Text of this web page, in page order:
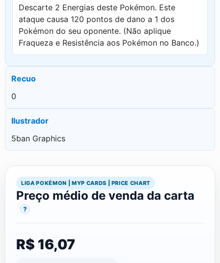
Descarte 2 Energias deste Pokémon. Este
ataque causa 120 pontos de dano a 1 dos
Pokémon do seu oponente. (Não aplique
Fraqueza e Resistência aos Pokémon no Banco.)
Recuo
0
Ilustrador
5ban Graphics
LIGA POKÉMON | MYP CARDS | PRICE CHART
Preço médio de venda da carta
?
R$ 16,07